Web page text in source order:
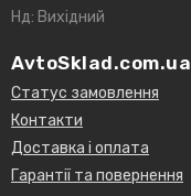
Нд: Вихідний
AvtoSklad.com.ua
Статус замовлення
Контакти
Доставка і оплата
Гарантії та повернення